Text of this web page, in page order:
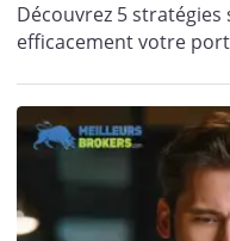
Découvrez 5
efficacement votre